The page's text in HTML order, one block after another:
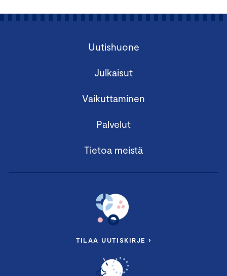
Uutishuone
Julkaisut
Vaikuttaminen
Palvelut
Tietoa meistä
TILAA UUTISKIRJE ›